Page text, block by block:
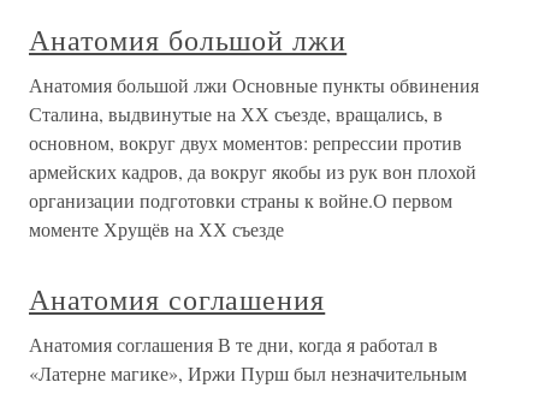
Анатомия большой лжи
Анатомия большой лжи Основные пункты обвинения
Сталина, выдвинутые на ХХ съезде, вращались, в
основном, вокруг двух моментов: репрессии против
армейских кадров, да вокруг якобы из рук вон плохой
организации подготовки страны к войне.О первом
моменте Хрущёв на ХХ съезде
Анатомия соглашения
Анатомия соглашения В те дни, когда я работал в
«Латерне магике», Иржи Пурш был незначительным